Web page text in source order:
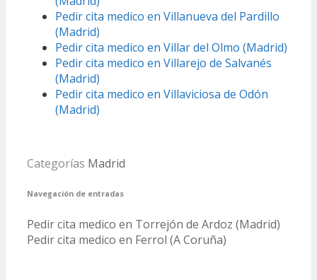
Pedir cita medico en Villanueva del Pardillo
(Madrid)
Pedir cita medico en Villar del Olmo (Madrid)
Pedir cita medico en Villarejo de Salvanés
(Madrid)
Pedir cita medico en Villaviciosa de Odón
(Madrid)
Categorías Madrid
Navegación de entradas
Pedir cita medico en Torrejón de Ardoz (Madrid)
Pedir cita medico en Ferrol (A Coruña)